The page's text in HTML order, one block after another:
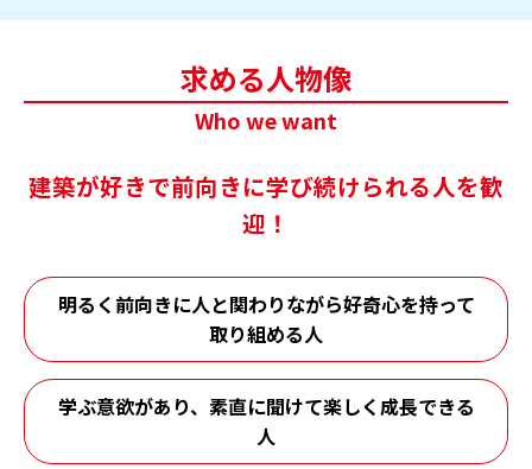
求める人物像
Who we want
建築が好きで前向きに学び続けられる人を歓
迎！
明るく前向きに人と関わりながら好奇心を持って
取り組める人
学ぶ意欲があり、素直に聞けて楽しく成長できる
人